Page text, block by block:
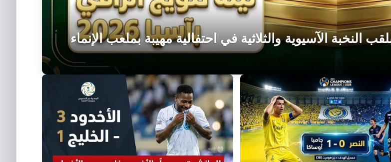
النخبة الآسيوية والثلاثية في احتفالية مهيبة بملعب الإنماء